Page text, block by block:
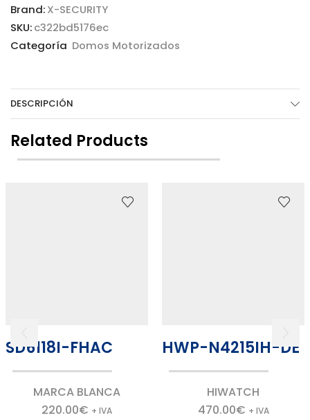
Brand:X-SECURITY
SKU:c322bd5176ec
Categoría Domos Motorizados
DESCRIPCIÓN
Related Products
SD6118I-FHAC
MARCA BLANCA
220.00€ + IVA
HWP-N4215IH-DE
HIWATCH
470.00€ + IVA